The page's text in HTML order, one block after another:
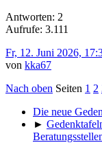
Antworten: 2
Aufrufe: 3.111
Fr, 12. Juni 2026,
von kka67
Nach oben Seiten 1 2
Die neue
►